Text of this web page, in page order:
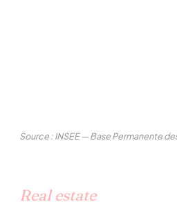
Source : INSEE — Base Permanente
Real estate